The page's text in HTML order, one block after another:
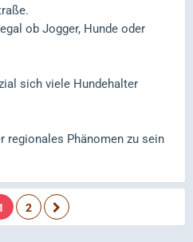
ob Jogger, Hunde oder
sich viele Hundehalter
regionales Phänomen zu sein
2